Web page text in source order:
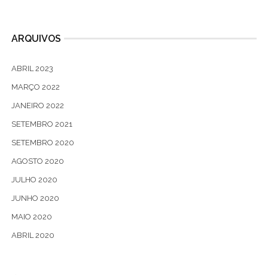
ARQUIVOS
ABRIL 2023
MARÇO 2022
JANEIRO 2022
SETEMBRO 2021
SETEMBRO 2020
AGOSTO 2020
JULHO 2020
JUNHO 2020
MAIO 2020
ABRIL 2020